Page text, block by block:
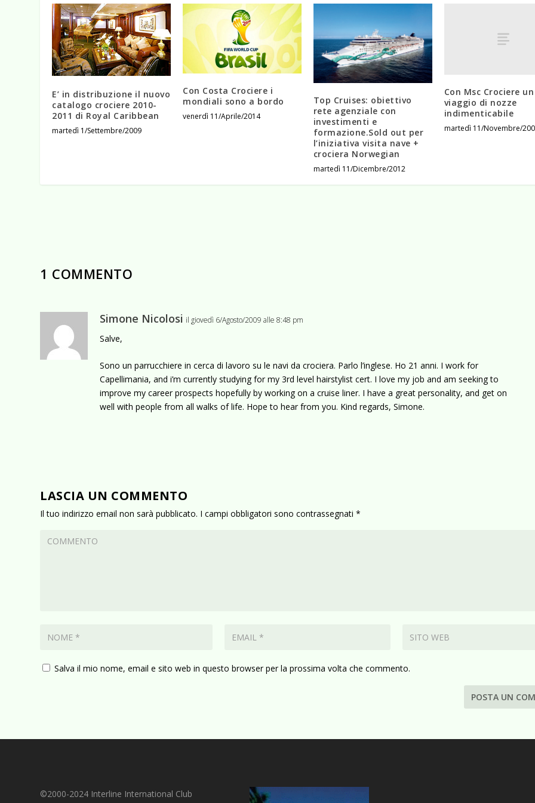
E’ in distribuzione il nuovo
catalogo crociere 2010-
2011 di Royal Caribbean
martedì 1/Settembre/2009
Con Costa Crociere i
mondiali sono a bordo
venerdì 11/Aprile/2014
Top Cruises: obiettivo
rete agenziale con
investimenti e
formazione.Sold out per
l’iniziativa visita nave +
crociera Norwegian
martedì 11/Dicembre/2012
Con Msc Crociere un
viaggio di nozze
indimenticabile
martedì 11/Novembre/
1 COMMENTO
Simone Nicolosi il giovedì 6/Agosto/2009 alle 8:48 pm
Salve,
Sono un parrucchiere in cerca di lavoro su le navi da crociera. Parlo l’inglese. Ho 21 anni. I work for
Capellimania, and i’m currently studying for my 3rd level hairstylist cert. I love my job and am seeking to
improve my career prospects hopefully by working on a cruise liner. I have a great personality, and get on
well with people from all walks of life. Hope to hear from you. Kind regards, Simone.
LASCIA UN COMMENTO
Il tuo indirizzo email non sarà pubblicato. I campi obbligatori sono contrassegnati*
Salva il mio nome, email e sito web in questo browser per la prossima volta che commento.
©2000-2024 Interline International Club